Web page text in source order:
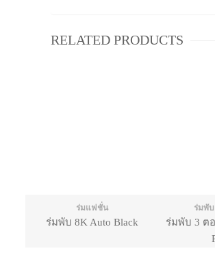
RELATED PRODUCTS
ร่มแฟชั่น
ร่มพับ 8K Auto Black
ร่มพับ
ร่มพับ 3 ต